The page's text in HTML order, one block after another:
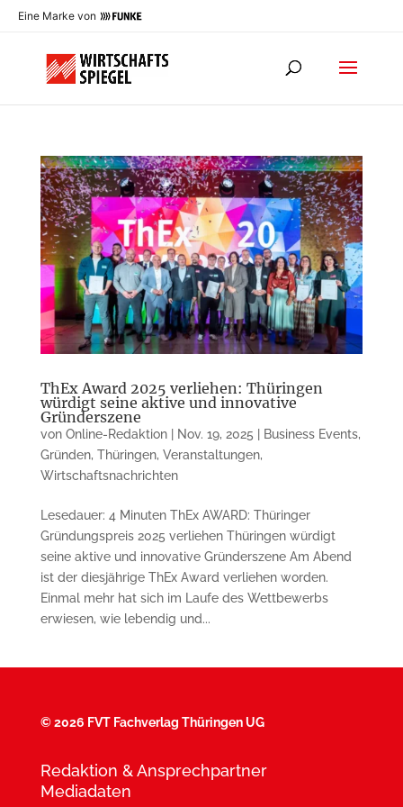
Eine Marke von
ThEx Award 2025 verliehen: Thüringen
würdigt seine aktive und innovative
Gründerszene
von Online-Redaktion| Nov. 19, 2025 | Business Events,
Gründen, Thüringen, Veranstaltungen,
Wirtschaftsnachrichten
Lesedauer: 4 Minuten ThEx AWARD: Thüringer
Gründungspreis 2025 verliehen Thüringen würdigt
seine aktive und innovative Gründerszene Am Abend
ist der diesjährige ThEx Award verliehen worden.
Einmal mehr hat sich im Laufe des Wettbewerbs
erwiesen, wie lebendig und...
©2026 FVT Fachverlag Thüringen UG
Redaktion & Ansprechpartner
Mediadaten